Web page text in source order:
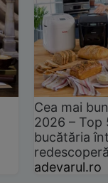
Cea mai
2026 –
bucătăria
adevarul.ro